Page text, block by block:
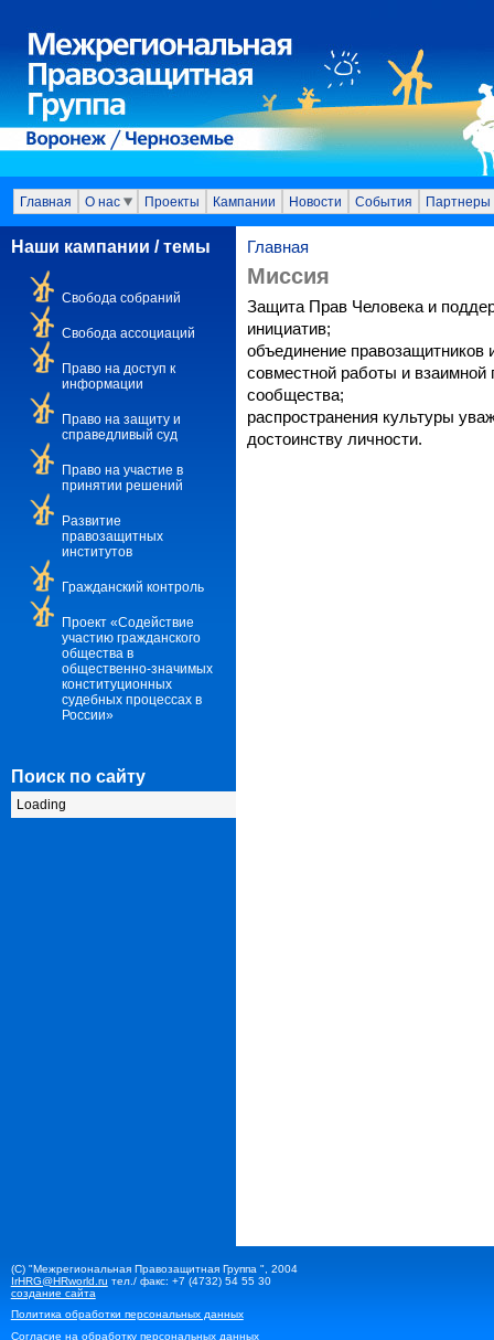
Главная О нас Проекты Кампании Новости События Партнеры
Наши кампании / темы
Свобода собраний
Свобода ассоциаций
Право на доступ к
информации
Право на защиту и
справедливый суд
Право на участие в
принятии решений
Развитие
правозащитных
институтов
Гражданский контроль
Проект «Содействие
участию гражданского
общества в
общественно-значимых
конституционных
судебных процессах в
России»
Поиск по сайту
Loading
Главная
Миссия
Защита Прав Человека и
инициатив;
объединение правозащитников
совместной работы и взаимной
сообщества;
распространения культуры
достоинству личности.
(С) "Межрегиональная Правозащитная Группа ", 2004
IrHRG@HRworld.ru тел./ факс: +7 (4732) 54 55 30
создание сайта
Политика обработки персональных данных
Согласие на обработку персональных данных